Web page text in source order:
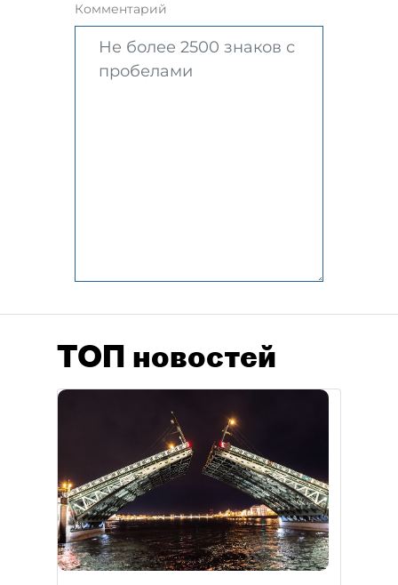
Комментарий
ТОП новостей